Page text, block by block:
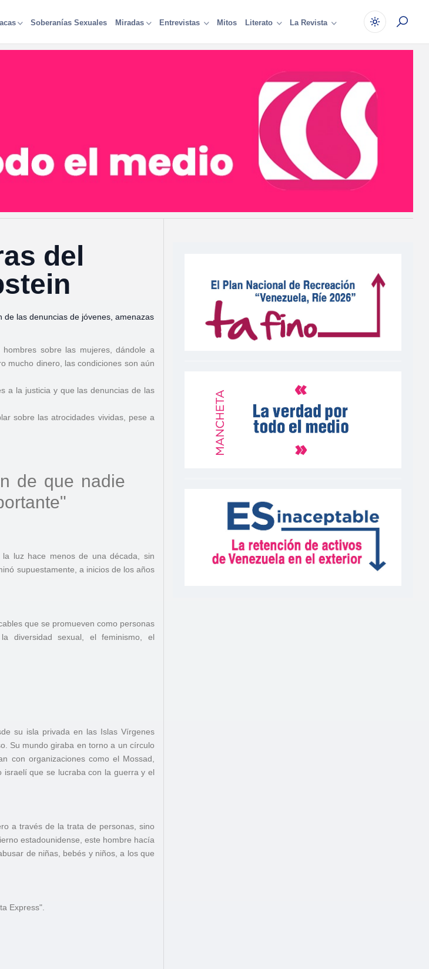
Soberanías Sexuales Miradas Entrevistas Mitos Literato La Revista
del
las denuncias de jóvenes, amenazas
sobre las mujeres, dándole a
mucho dinero, las condiciones son aún
a la justicia y que las denuncias de las
sobre las atrocidades vividas, pese a
de que nadie
luz hace menos de una década, sin
supuestamente, a inicios de los años
que se promueven como personas
diversidad sexual, el feminismo, el
su isla privada en las Islas Vírgenes
Su mundo giraba en torno a un círculo
con organizaciones como el Mossad,
que se lucraba con la guerra y el
a través de la trata de personas, sino
estadounidense, este hombre hacía
de niñas, bebés y niños, a los que
Express".